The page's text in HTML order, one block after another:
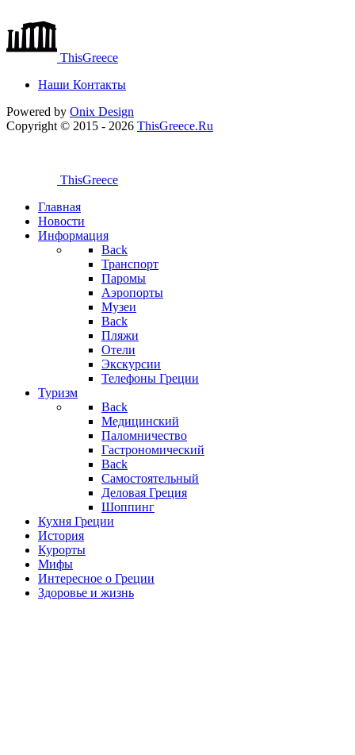
ThisGreece
Наши Контакты
Powered by Onix Design
Copyright © 2015 - 2026 ThisGreece.Ru
ThisGreece
Главная
Новости
Информация
Back
Транспорт
Паромы
Аэропорты
Музеи
Back
Пляжи
Отели
Экскурсии
Телефоны Греции
Туризм
Back
Медицинский
Паломничество
Гастрономический
Back
Самостоятельный
Деловая Греция
Шоппинг
Кухня Греции
История
Курорты
Мифы
Интересное о Греции
Здоровье и жизнь